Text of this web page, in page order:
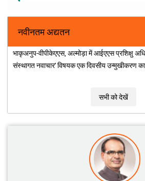
कृषि और संबद्ध विज्ञानों में उच्च शिक्षा के
फ़ेलोशिप
ICAR के संस्थानों द्वारा विकसित जैव-
और जैव-उत्तेजकों की सूची
नवीनतम अद्यतन
भाकृअनुप-वीपीकेएएस, अल्मोड़ा में आईएएस प्रशिक्षु
संस्थागत नवाचार' विषयक एक दिवसीय उन्मुखीकरण
सभी को देखें